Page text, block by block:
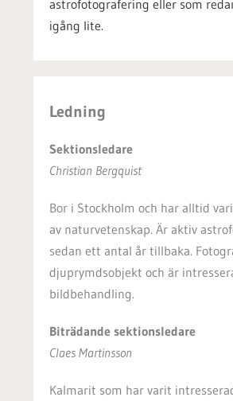
astrofotografering eller som
igång lite.
Ledning
Sektionsledare
Christian Bergquist
Bor i Stockholm och har alltid
av naturvetenskap. Är aktiv
sedan ett antal år tillbaka.
djuprymdsobjekt och är
bildbehandling.
Biträdande sektionsledare
Claes Martinsson
Kalmarit som har varit